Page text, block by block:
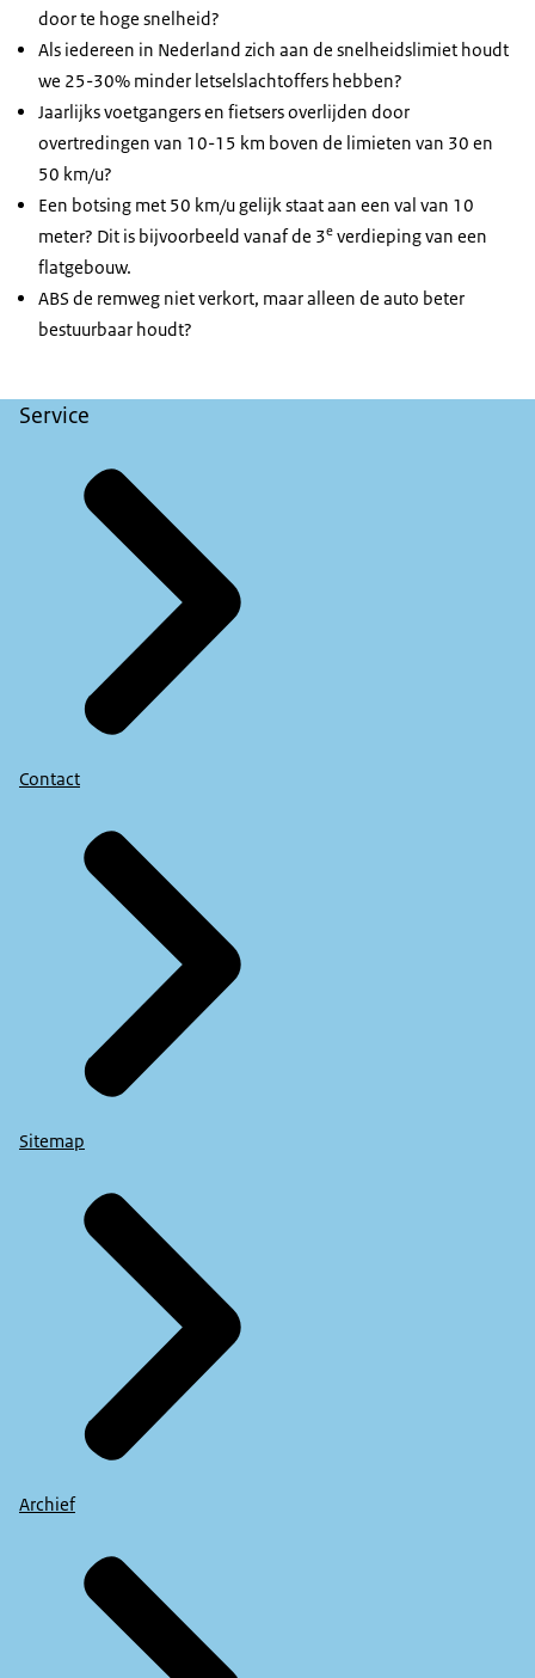
door te hoge snelheid?
Als iedereen in Nederland zich aan de snelheidslimiet houdt
we 25-30% minder letselslachtoffers hebben?
Jaarlijks voetgangers en fietsers overlijden door
overtredingen van 10-15 km boven de limieten van 30 en
50 km/u?
Een botsing met 50 km/u gelijk staat aan een val van 10
meter? Dit is bijvoorbeeld vanaf de 3e verdieping van een
flatgebouw.
ABS de remweg niet verkort, maar alleen de auto beter
bestuurbaar houdt?
Service
Contact
Sitemap
Archief